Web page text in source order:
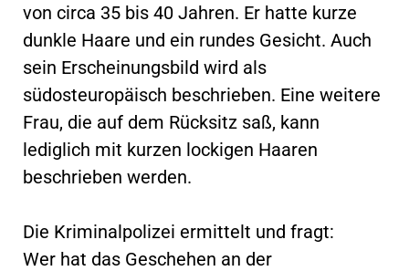
von circa 35 bis 40 Jahren. Er hatte kurze
dunkle Haare und ein rundes Gesicht. Auch
sein Erscheinungsbild wird als
südosteuropäisch beschrieben. Eine weitere
Frau, die auf dem Rücksitz saß, kann
lediglich mit kurzen lockigen Haaren
beschrieben werden.
Die Kriminalpolizei ermittelt und fragt:
Wer hat das Geschehen an der